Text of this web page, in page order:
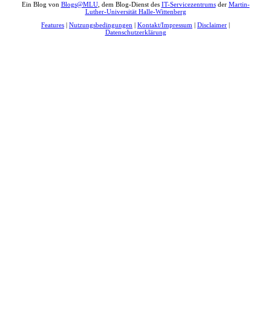
Ein Blog von Blogs@MLU, dem Blog-Dienst des IT-Servicezentrumsder Martin-
Luther-Universität Halle-Wittenberg
Features | Nutzungsbedingungen | Kontakt/Impressum | Disclaimer |
Datenschutzerklärung